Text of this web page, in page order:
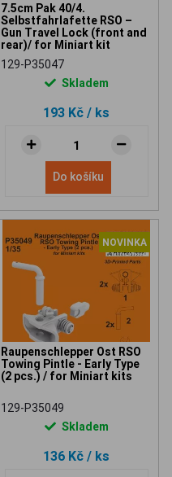
7.5cm Pak 40/4.
Selbstfahrlafette RSO –
Gun Travel Lock (front and
rear)/ for Miniart kit
129-P35047
Skladem
193 Kč / ks
Do košíku
NOVINKA
Raupenschlepper Ost RSO
Towing Pintle - Early Type
(2 pcs.) / for Miniart kits
129-P35049
Skladem
136 Kč / ks